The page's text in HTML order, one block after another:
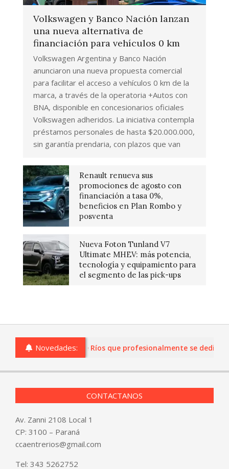
Volkswagen y Banco Nación lanzan
una nueva alternativa de
financiación para vehículos 0 km
Volkswagen Argentina y Banco Nación
anunciaron una nueva propuesta comercial
para facilitar el acceso a vehículos 0 km de la
marca, a través de la operatoria +Autos con
BNA, disponible en concesionarios oficiales
Volkswagen adheridos. La iniciativa contempla
préstamos personales de hasta $20.000.000,
sin garantía prendaria, con plazos que van
Renault renueva sus
promociones de agosto con
financiación a tasa 0%,
beneficios en Plan Rombo y
posventa
Nueva Foton Tunland V7
Ultimate MHEV: más potencia,
tecnología y equipamiento para
el segmento de las pick-ups
Novedades:
o comercios de Entre Ríos que profesionalmente se
CONTACTANOS
Av. Zanni 2108 Local 1
CP: 3100 – Paraná
ccaentrerios@gmail.com
Tel: 343 5262752